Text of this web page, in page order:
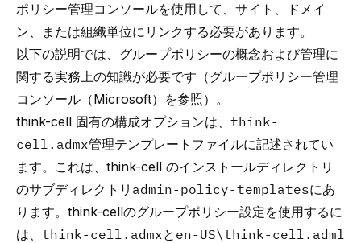
ポリシー管理コンソールを使用して、サイト、ドメイ
ン、または組織単位にリンクする必要があります。
以下の説明では、グループポリシーの概念および管理に
関する実務上の知識が必要です（グループポリシー管理
コンソール（Microsoft） を参照）。
think-cell 固有の構成オプションは、 think-
cell.admx管理テンプレートファイルに記述されてい
ます。これは、think-cell のインストールディレクトリ
のサブディレクトリ admin-policy-templatesにあ
ります。 think-cellのグループポリシー設定を使用するに
は、 think-cell.admxと en-US\think-cell.adml